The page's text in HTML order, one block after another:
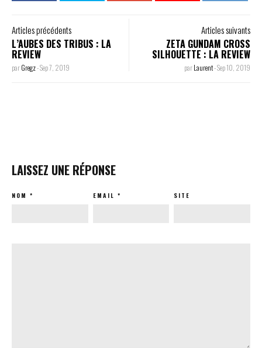
Articles précédents
L’AUBES DES TRIBUS : LA
REVIEW
parGregz-Sep 7, 2019
Articles suivants
ZETA GUNDAM CROSS
SILHOUETTE : LA REVIEW
parLaurent-Sep 10, 2019
LAISSEZ UNE RÉPONSE
NOM * EMAIL * SITE